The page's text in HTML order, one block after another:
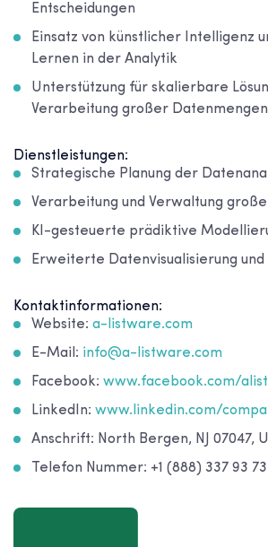
Entscheidungen
Einsatz von künstlicher Intelligenz
Lernen in der Analytik
Unterstützung für skalierbare
Verarbeitung großer Datenmengen
Dienstleistungen:
Strategische Planung der
Verarbeitung und Verwaltung
KI-gesteuerte prädiktive
Erweiterte Datenvisualisierung
Kontaktinformationen:
Website: a-listware.com
E-Mail: info@a-listware.com
Facebook: www.facebook.com/
LinkedIn: www.linkedin.com/
Anschrift: North Bergen, NJ 07047,
Telefon Nummer: +1 (888) 337 93 73